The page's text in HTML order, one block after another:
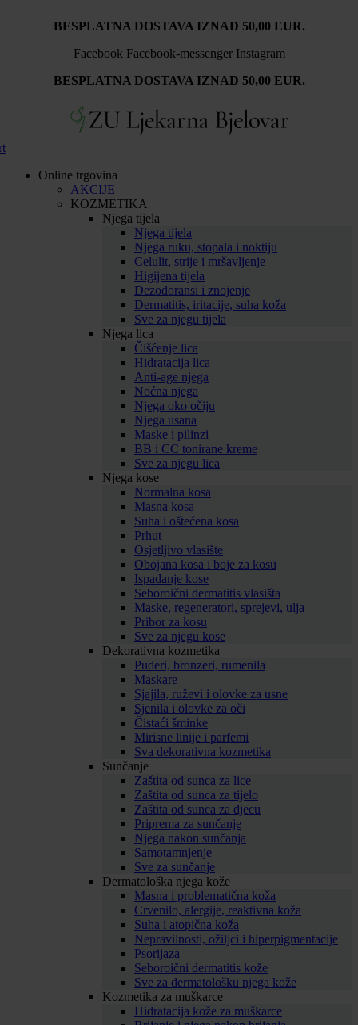
BESPLATNA DOSTAVA IZNAD 50,00 EUR.
Facebook Facebook-messenger Instagram
BESPLATNA DOSTAVA IZNAD 50,00 EUR.
Online trgovina
AKCIJE
KOZMETIKA
Njega tijela
Njega tijela
Njega ruku, stopala i noktiju
Celulit, strije i mršavljenje
Higijena tijela
Dezodoransi i znojenje
Dermatitis, iritacije, suha koža
Sve za njegu tijela
Njega lica
Čišćenje lica
Hidratacija lica
Anti-age njega
Noćna njega
Njega oko očiju
Njega usana
Maske i pilinzi
BB i CC tonirane kreme
Sve za njegu lica
Njega kose
Normalna kosa
Masna kosa
Suha i oštećena kosa
Prhut
Osjetljivo vlasište
Obojana kosa i boje za kosu
Ispadanje kose
Seboroični dermatitis vlasišta
Maske, regeneratori, sprejevi, ulja
Pribor za kosu
Sve za njegu kose
Dekorativna kozmetika
Puderi, bronzeri, rumenila
Maskare
Sjajila, ruževi i olovke za usne
Sjenila i olovke za oči
Čistaći šminke
Mirisne linije i parfemi
Sva dekorativna kozmetika
Sunčanje
Zaštita od sunca za lice
Zaštita od sunca za tijelo
Zaštita od sunca za djecu
Priprema za sunčanje
Njega nakon sunčanja
Samotamnjenje
Sve za sunčanje
Dermatološka njega kože
Masna i problematična koža
Crvenilo, alergije, reaktivna koža
Suha i atopična koža
Nepravilnosti, ožiljci i hiperpigmentacije
Psorijaza
Seboroični dermatitis kože
Sve za dermatološku njega kože
Kozmetika za muškarce
Hidratacija kože za muškarce